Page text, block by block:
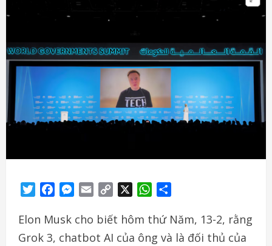
TwitterFacebookMessenger
Email
Copy
WhatsApp
Elon Musk cho biết hôm thứ Năm, 13-2, rằng
Grok 3, chatbot AI của ông và là đối thủ của